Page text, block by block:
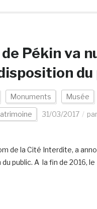
Pékin va
du
Monuments Musée
31/03/2017 par
de la Cité Interdite, a
public. A la fin de 2016, le